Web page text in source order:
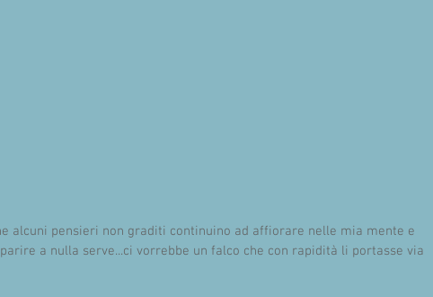
a nulla serve...ci vorrebbe un falco che con rapidità li portasse via